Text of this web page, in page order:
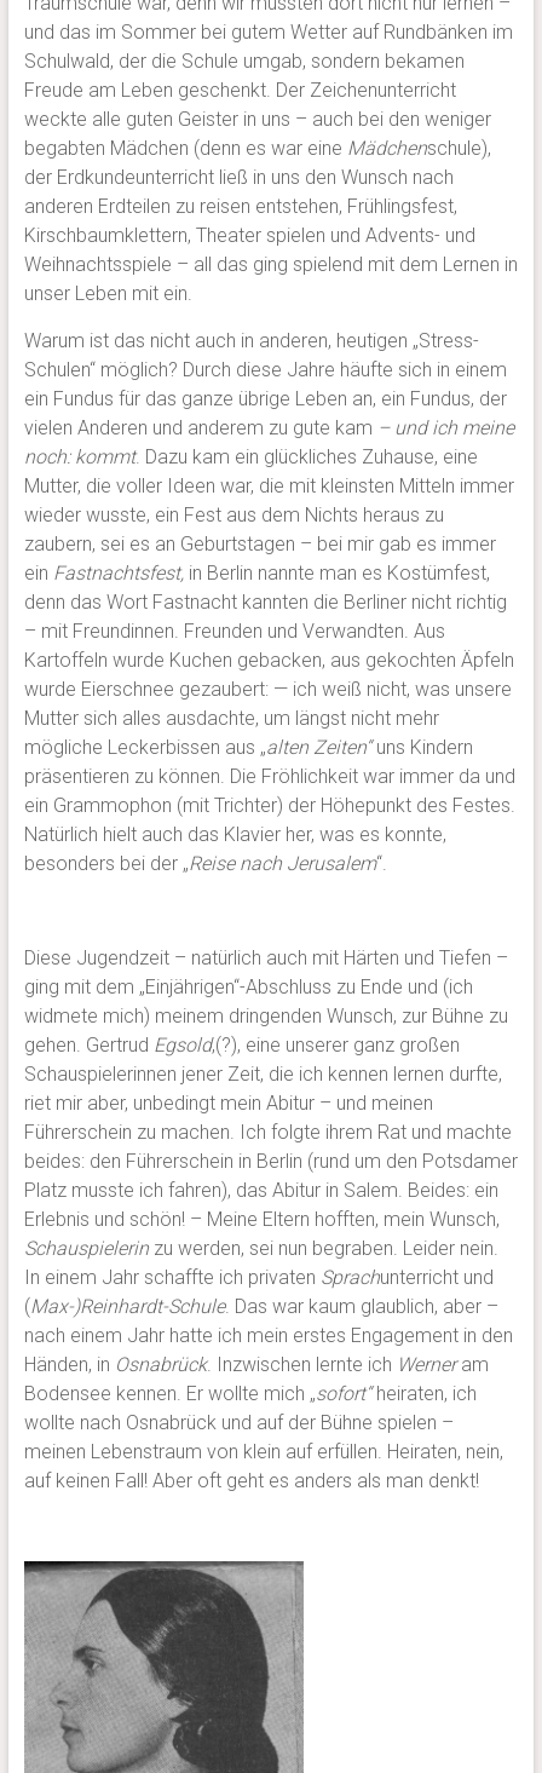
und das im Sommer bei gutem Wetter auf Rundbänken im
Schulwald, der die Schule umgab, sondern bekamen
Freude am Leben geschenkt. Der Zeichenunterricht
weckte alle guten Geister in uns – auch bei den weniger
begabten Mädchen (denn es war eine Mädchenschule),
der Erdkundeunterricht ließ in uns den Wunsch nach
anderen Erdteilen zu reisen entstehen, Frühlingsfest,
Kirschbaumklettern, Theater spielen und Advents- und
Weihnachtsspiele – all das ging spielend mit dem Lernen in
unser Leben mit ein.
Warum ist das nicht auch in anderen, heutigen „Stress-
Schulen“ möglich? Durch diese Jahre häufte sich in einem
ein Fundus für das ganze übrige Leben an, ein Fundus, der
vielen Anderen und anderem zu gute kam – und ich meine
noch: kommt. Dazu kam ein glückliches Zuhause, eine
Mutter, die voller Ideen war, die mit kleinsten Mitteln immer
wieder wusste, ein Fest aus dem Nichts heraus zu
zaubern, sei es an Geburtstagen – bei mir gab es immer
ein Fastnachtsfest,in Berlin nannte man es Kostümfest,
denn das Wort Fastnacht kannten die Berliner nicht richtig
– mit Freundinnen. Freunden und Verwandten. Aus
Kartoffeln wurde Kuchen gebacken, aus gekochten Äpfeln
wurde Eierschnee gezaubert: — ich weiß nicht, was unsere
Mutter sich alles ausdachte, um längst nicht mehr
mögliche Leckerbissen aus „alten Zeiten“uns Kindern
präsentieren zu können. Die Fröhlichkeit war immer da und
ein Grammophon (mit Trichter) der Höhepunkt des Festes.
Natürlich hielt auch das Klavier her, was es konnte,
besonders bei der „Reise nach Jerusalem“.
Diese Jugendzeit – natürlich auch mit Härten und Tiefen –
ging mit dem „Einjährigen“-Abschluss zu Ende und (ich
widmete mich) meinem dringenden Wunsch, zur Bühne zu
gehen. Gertrud Egsold,(?), eine unserer ganz großen
Schauspielerinnen jener Zeit, die ich kennen lernen durfte,
riet mir aber, unbedingt mein Abitur – und meinen
Führerschein zu machen. Ich folgte ihrem Rat und machte
beides: den Führerschein in Berlin (rund um den Potsdamer
Platz musste ich fahren), das Abitur in Salem. Beides: ein
Erlebnis und schön! – Meine Eltern hofften, mein Wunsch,
Schauspielerinzu werden, sei nun begraben. Leider nein.
In einem Jahr schaffte ich privaten Sprachunterricht und
(Max-)Reinhardt-Schule. Das war kaum glaublich, aber –
nach einem Jahr hatte ich mein erstes Engagement in den
Händen, in Osnabrück. Inzwischen lernte ich Werneram
Bodensee kennen. Er wollte mich „sofort“heiraten, ich
wollte nach Osnabrück und auf der Bühne spielen –
meinen Lebenstraum von klein auf erfüllen. Heiraten, nein,
auf keinen Fall! Aber oft geht es anders als man denkt!